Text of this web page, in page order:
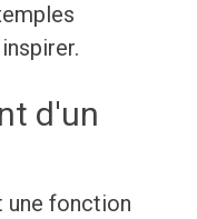
d'un
une fonction